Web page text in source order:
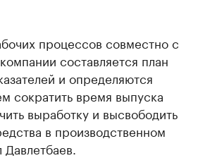
процессов совместно с
составляется план
и определяются
сократить время выпуска
выработку и высвободить
в производственном